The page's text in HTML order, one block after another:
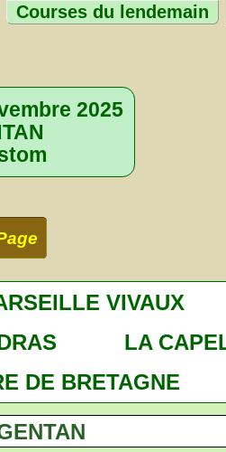
Courses du lendemain
2025
VIVAUX
LA
DE BRETAGNE